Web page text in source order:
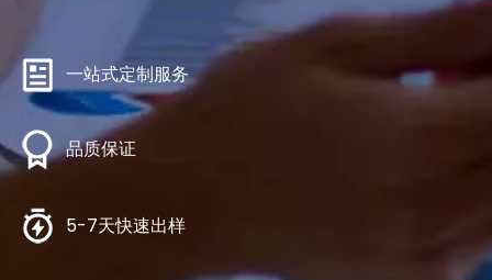
一站式定制服务
品质保证
5-7天快速出样